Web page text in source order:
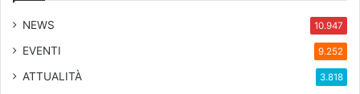
NEWS 10.947
EVENTI 9.252
ATTUALITÀ 3.818